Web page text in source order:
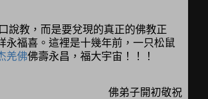
教，而是要兌現的真正的佛教正
福喜。這裡是十幾年前，一只松鼠
羌佛佛壽永昌，福大宇宙！！！
佛弟子開初敬祝